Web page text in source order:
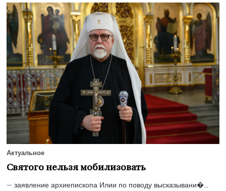
Актуальное
Святого нельзя мобилизовать
— заявление архиепископа Илии по поводу высказывани�...